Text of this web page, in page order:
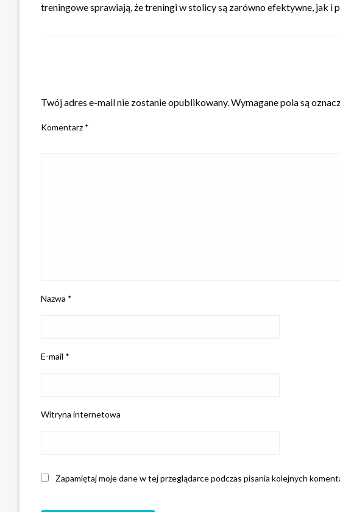
treningowe sprawiają, że treningi w stolicy są zarówno efektywne, jak i
Twój adres e-mail nie zostanie opublikowany.Wymagane pola są
Komentarz *
Nazwa *
E-mail *
Witryna internetowa
Zapamiętaj moje dane w tej przeglądarce podczas pisania kolejnych